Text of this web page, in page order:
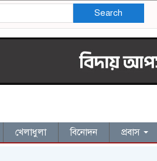
Search
খেলাধুলা বিনোদন প্রবাস